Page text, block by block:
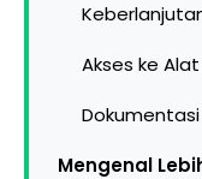
Akses ke
Mengenal